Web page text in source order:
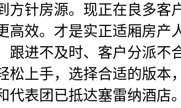
方针房源。现正在良多客
高效。才是实正适厢房产
进不及时、客户分派不
松上手，选择合适的版
代表团已抵达塞雷纳酒店